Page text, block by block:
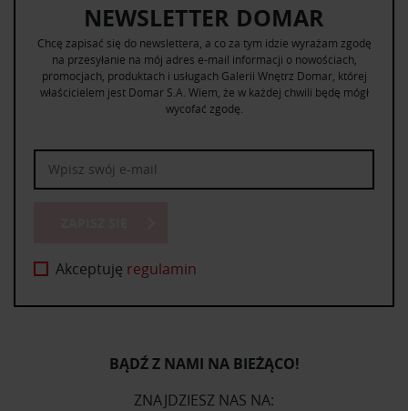
NEWSLETTER DOMAR
Chcę zapisać się do newslettera, a co za tym idzie wyrażam zgodę
na przesyłanie na mój adres e-mail informacji o nowościach,
promocjach, produktach i usługach Galerii Wnętrz Domar, której
właścicielem jest Domar S.A. Wiem, że w każdej chwili będę mógł
wycofać zgodę.
Akceptuję regulamin
BĄDŹ Z NAMI NA BIEŻĄCO!
ZNAJDZIESZ NAS NA: